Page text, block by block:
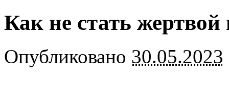
Как не стать жертвой
Опубликовано 30.05.2023